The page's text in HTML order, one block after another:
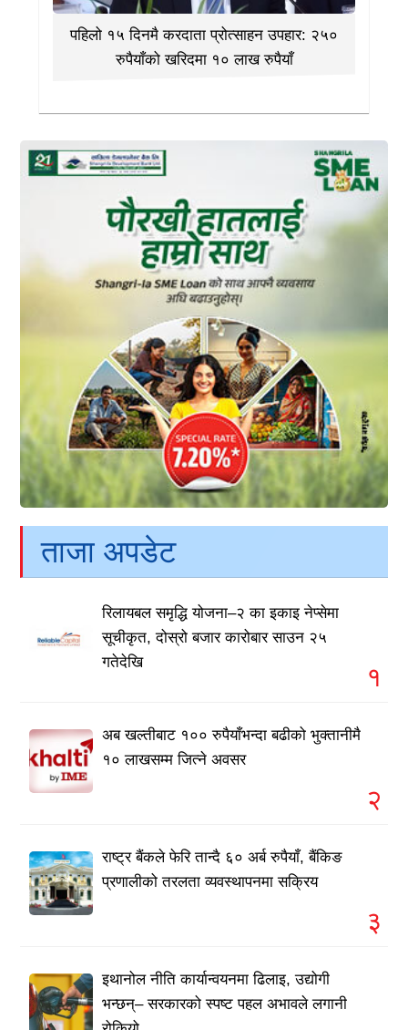
पहिलो १५ दिनमै करदाता प्रोत्साहन उपहार: २५०
रुपैयाँको खरिदमा १० लाख रुपैयाँ
ताजा अपडेट
रिलायबल समृद्धि योजना–२ का इकाइ नेप्सेमा
सूचीकृत, दोस्रो बजार कारोबार साउन २५
गतेदेखि
१
अब खल्तीबाट १०० रुपैयाँभन्दा बढीको भुक्तानीमै
१० लाखसम्म जित्ने अवसर
२
राष्ट्र बैंकले फेरि तान्दै ६० अर्ब रुपैयाँ, बैंकिङ
प्रणालीको तरलता व्यवस्थापनमा सक्रिय
३
इथानोल नीति कार्यान्वयनमा ढिलाइ, उद्योगी
भन्छन्– सरकारको स्पष्ट पहल अभावले लगानी